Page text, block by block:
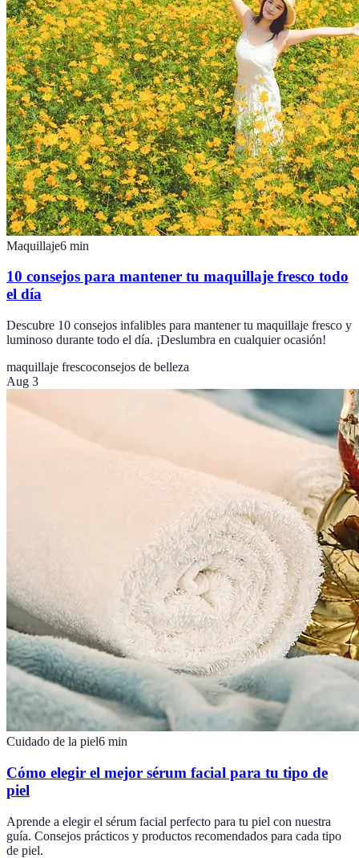
Maquillaje6 min
10 consejos para mantener tu maquillaje fresco todo
el día
Descubre 10 consejos infalibles para mantener tu maquillaje fresco y
luminoso durante todo el día. ¡Deslumbra en cualquier ocasión!
maquillaje frescoconsejos de belleza
Aug 3
Cuidado de la piel6 min
Cómo elegir el mejor sérum facial para tu tipo de
piel
Aprende a elegir el sérum facial perfecto para tu piel con nuestra
guía. Consejos prácticos y productos recomendados para cada tipo
de piel.